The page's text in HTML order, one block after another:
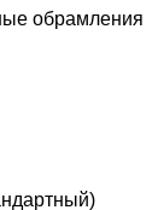
обрамления